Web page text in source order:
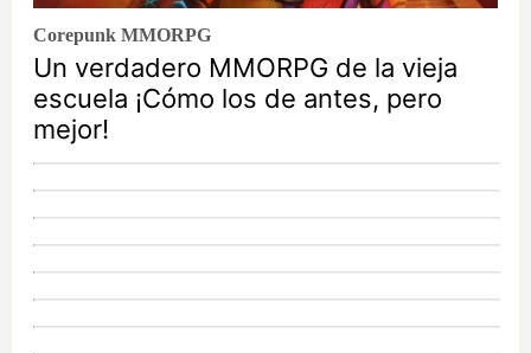
Corepunk MMORPG
Un verdadero MMORPG de la vieja
escuela ¡Cómo los de antes, pero
mejor!